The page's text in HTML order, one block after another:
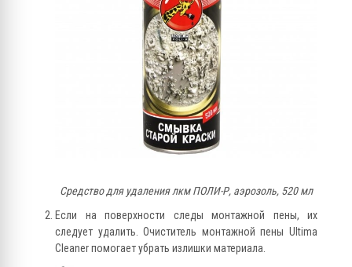
Средство для удаления лкм ПОЛИ-Р, аэрозоль, 520 мл
Если на поверхности следы монтажной пены, их
следует удалить. Очиститель монтажной пены Ultima
Cleaner помогает убрать излишки материала.